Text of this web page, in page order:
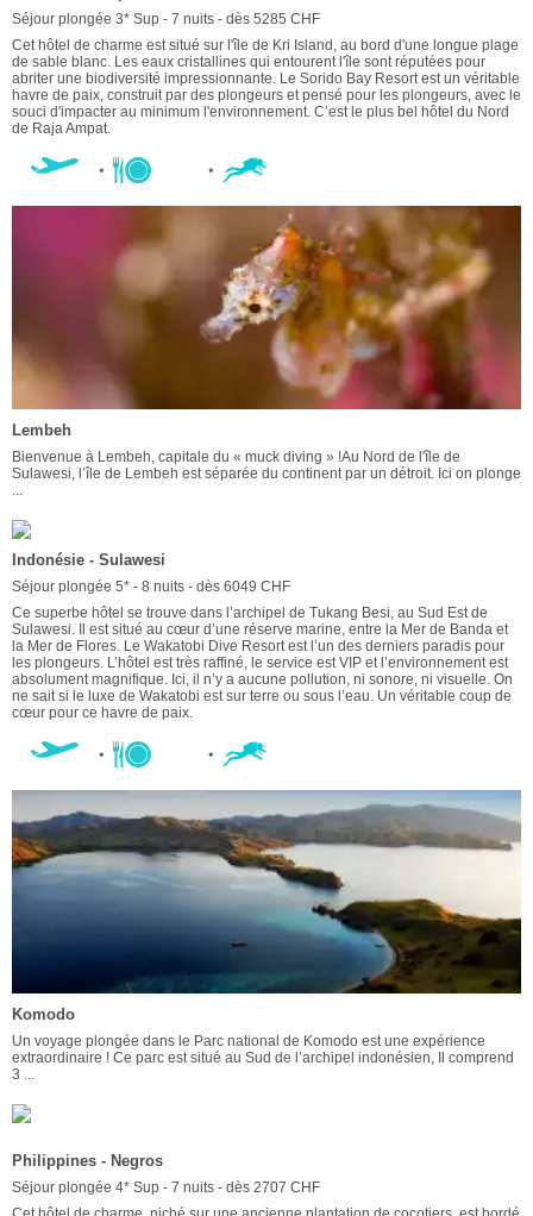
Séjour plongée 3* Sup - 7 nuits - dès 5285 CHF
Cet hôtel de charme est situé sur l'île de Kri Island, au bord d'une longue plage
de sable blanc. Les eaux cristallines qui entourent l'île sont réputées pour
abriter une biodiversité impressionnante. Le Sorido Bay Resort est un véritable
havre de paix, construit par des plongeurs et pensé pour les plongeurs, avec le
souci d'impacter au minimum l'environnement. C’est le plus bel hôtel du Nord
de Raja Ampat.
Lembeh
Bienvenue à Lembeh, capitale du « muck diving » !Au Nord de l'île de
Sulawesi, l’île de Lembeh est séparée du continent par un détroit. Ici on plonge
...
Indonésie - Sulawesi
Séjour plongée 5* - 8 nuits - dès 6049 CHF
Ce superbe hôtel se trouve dans l’archipel de Tukang Besi, au Sud Est de
Sulawesi. Il est situé au cœur d’une réserve marine, entre la Mer de Banda et
la Mer de Flores. Le Wakatobi Dive Resort est l’un des derniers paradis pour
les plongeurs. L’hôtel est très raffiné, le service est VIP et l’environnement est
absolument magnifique. Ici, il n’y a aucune pollution, ni sonore, ni visuelle. On
ne sait si le luxe de Wakatobi est sur terre ou sous l’eau. Un véritable coup de
cœur pour ce havre de paix.
Komodo
Un voyage plongée dans le Parc national de Komodo est une expérience
extraordinaire ! Ce parc est situé au Sud de l’archipel indonésien, Il comprend
3 ...
Philippines - Negros
Séjour plongée 4* Sup - 7 nuits - dès 2707 CHF